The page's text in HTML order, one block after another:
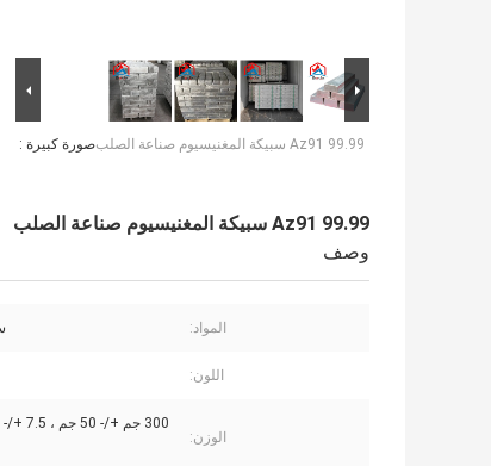
صورة كبيرة : Az91 99.99 سبيكة المغنيسيوم صناعة الصلب
Az91 99.99 سبيكة المغنيسيوم صناعة الصلب
وصف
المواد:
اللون:
الوزن: